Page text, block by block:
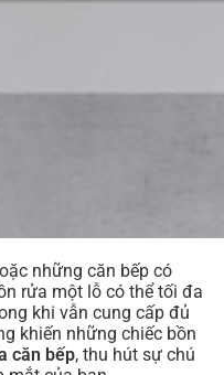
những căn bếp có
rửa một lỗ có thể tối đa
khi vẫn cung cấp đủ
khiến những chiếc bồn
căn bếp, thu hút sự chú